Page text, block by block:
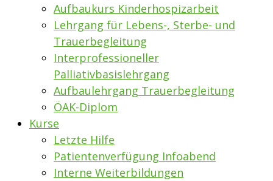
Aufbaukurs Kinderhospizarbeit
Lehrgang für Lebens-, Sterbe- und
Trauerbegleitung
Interprofessioneller
Palliativbasislehrgang
Aufbaulehrgang Trauerbegleitung
ÖAK-Diplom
Kurse
Letzte Hilfe
Patientenverfügung Infoabend
Interne Weiterbildungen